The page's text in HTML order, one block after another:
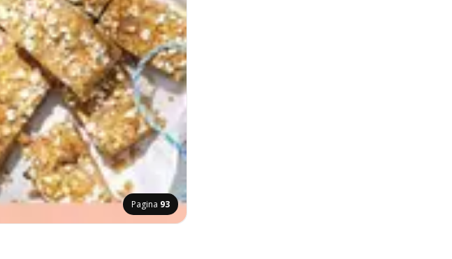
Pagina 93